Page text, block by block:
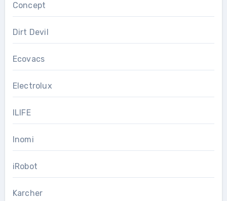
Concept
Dirt Devil
Ecovacs
Electrolux
ILIFE
Inomi
iRobot
Karcher